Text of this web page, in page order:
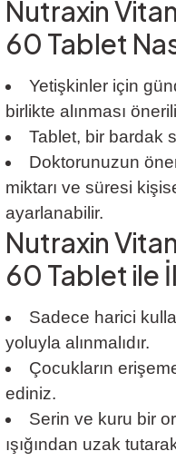
Nutraxin
60 Tablet
Yetişkinler için
birlikte alınması
Tablet, bir bardak
Doktorunuzun
miktarı ve süresi
ayarlanabilir.
Nutraxin
60 Tablet ile
Sadece harici
yoluyla alınmalıdır.
Çocukların
ediniz.
Serin ve kuru bir
ışığından uzak